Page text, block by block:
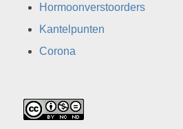
Hormoonverstoorders
Kantelpunten
Corona